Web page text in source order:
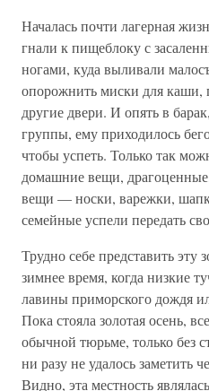
Началась почти лагерная
гнали к пищеблоку с
ногами, куда выливали
опорожнить миски для каши,
другие двери. И опять в
группы, ему приходилось
чтобы успеть. Только так
домашние вещи,
вещи — носки, варежки,
семейные успели передать
Трудно себе представить эту
зимнее время, когда низкие
лавины приморского дождя
Пока стояла золотая осень,
обычной тюрьме, только без
ни разу не удалось заметить
Видно, эта местность